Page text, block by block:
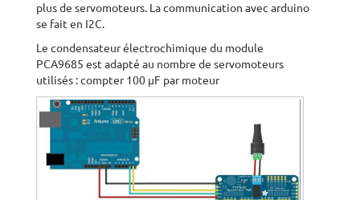
plus de servomoteurs. La communication avec arduino
se fait en I2C.
Le condensateur électrochimique du module
PCA9685 est adapté au nombre de servomoteurs
utilisés : compter 100 µF par moteur